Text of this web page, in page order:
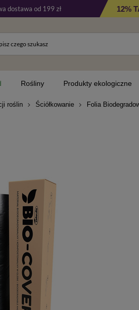
dostawa od 199 zł 12%
Rośliny Produkty ekologiczne
roślin Ściółkowanie Folia